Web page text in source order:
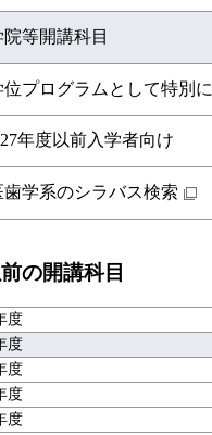
文系教養科目
英語科目
第二外国語科目
キャリア科目
り替える
院等開講科目
位プログラムとして特別
年度以前入学者向け
歯学系のシラバス検索
の開講科目
度
度
度
度
度